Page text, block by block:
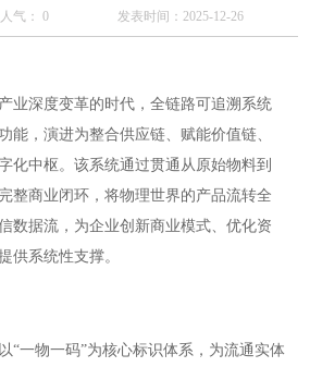
人气： 0 发表时间：2025-12-26
业深度变革的时代，全链路可追溯系统
能，演进为整合供应链、赋能价值链、
化中枢。该系统通过贯通从原始物料到
整商业闭环，将物理世界的产品流转全
数据流，为企业创新商业模式、优化资
供系统性支撑。
“一物一码”为核心标识体系，为流通实体